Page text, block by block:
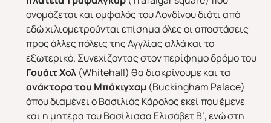
ονομάζεται και ομφαλός του Λονδίνου διότι από
εδώ χιλιομετρούνται επίσημα όλες οι αποστάσεις
προς άλλες πόλεις της Αγγλίας αλλά και το
εξωτερικό. Συνεχίζοντας στον περίφημο δρόμο του
Γουάιτ Χολ(Whitehall) θα διακρίνουμε και τα
ανάκτορα του Μπάκιγχαμ (Buckingham Palace)
όπου διαμένει ο Βασιλιάς Κάρολος εκεί που έμενε
και η μητέρα του Βασίλισσα Ελισάβετ Β’, ενώ στη